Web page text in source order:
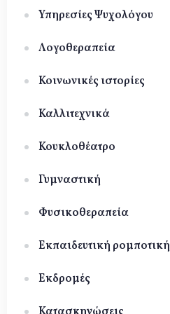
Υπηρεσίες Ψυχολόγου
Λογοθεραπεία
Κοινωνικές ιστορίες
Καλλιτεχνικά
Κουκλοθέατρο
Γυμναστική
Φυσικοθεραπεία
Εκπαιδευτική ρομποτική
Εκδρομές